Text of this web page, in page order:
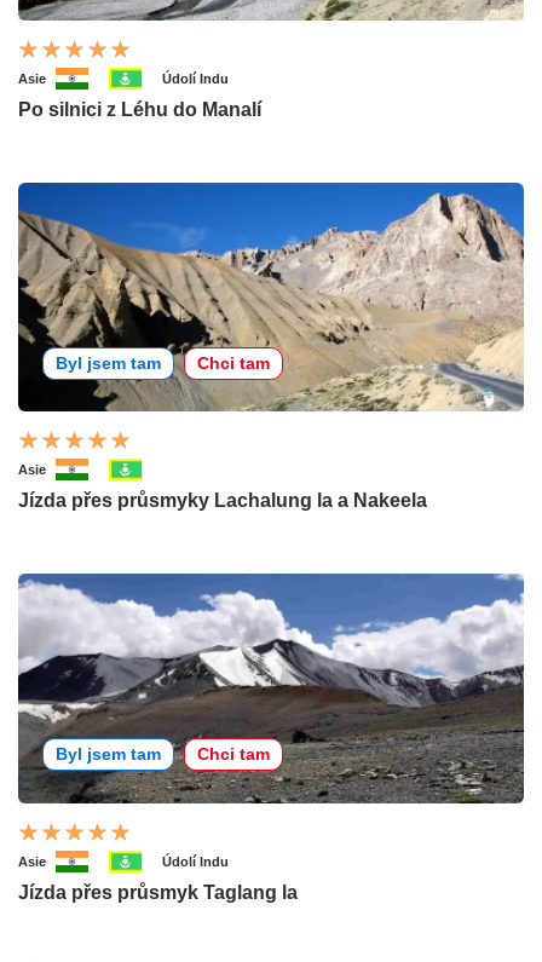
Asie Údolí Indu
Po silnici z Léhu do Manalí
Byl jsem tam Chci tam
Asie
Jízda přes průsmyky Lachalung la a Nakeela
Byl jsem tam Chci tam
Asie Údolí Indu
Jízda přes průsmyk Taglang la